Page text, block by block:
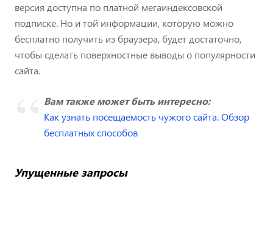
версия доступна по платной мегаиндексовской
подписке. Но и той информации, которую можно
бесплатно получить из браузера, будет достаточно,
чтобы сделать поверхностные выводы о популярности
сайта.
Вам также может быть интересно:
Как узнать посещаемость чужого сайта. Обзор
бесплатных способов
Упущенные запросы